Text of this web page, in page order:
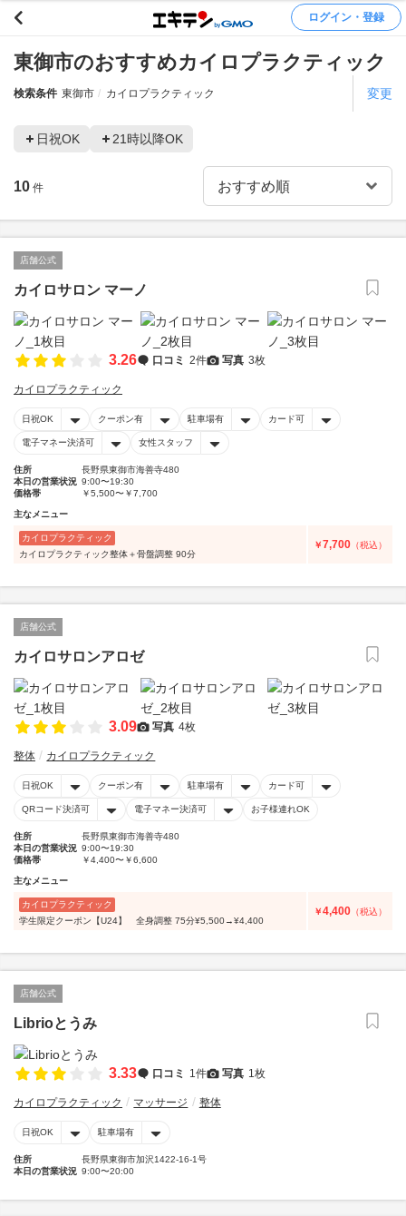
ログイン・登録
東御市のおすすめカイロプラクティック
検索条件 東御市 カイロプラクティック 変更
日祝OK 21時以降OK
10 件
店舗公式
カイロサロン マーノ
3.26 口コミ 2件 写真 3枚
カイロプラクティック
日祝OK クーポン有 駐車場有 カード可
電子マネー決済可 女性スタッフ
住所
長野県東御市海善寺480
本日の営業状況 9:00〜19:30
価格帯
￥5,500〜￥7,700
主なメニュー
カイロプラクティック
カイロプラクティック整体＋骨盤調整 90分
￥7,700 （税込）
店舗公式
カイロサロンアロゼ
3.09 写真 4枚
整体 カイロプラクティック
日祝OK クーポン有 駐車場有 カード可
QRコード決済可 電子マネー決済可 お子様連れOK
住所
長野県東御市海善寺480
本日の営業状況 9:00〜19:30
価格帯
￥4,400〜￥6,600
主なメニュー
カイロプラクティック
学生限定クーポン【U24】 全身調整 75分¥5,500→¥4,400
￥4,400 （税込）
店舗公式
Librioとうみ
3.33 口コミ 1件 写真 1枚
カイロプラクティック マッサージ 整体
日祝OK 駐車場有
住所
長野県東御市加沢1422-16-1号
本日の営業状況 9:00〜20:00